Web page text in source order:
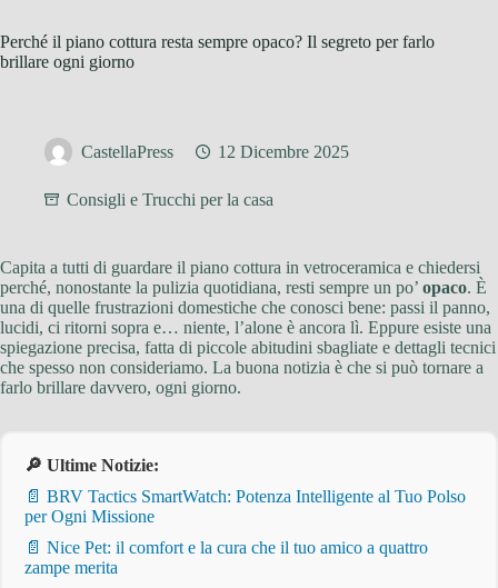
Perché il piano cottura resta sempre opaco? Il segreto per farlo
brillare ogni giorno
CastellaPress 12 Dicembre 2025
Consigli e Trucchi per la casa
Capita a tutti di guardare il piano cottura in vetroceramica e chiedersi
perché, nonostante la pulizia quotidiana, resti sempre un po’ opaco. È
una di quelle frustrazioni domestiche che conosci bene: passi il panno,
lucidi, ci ritorni sopra e… niente, l’alone è ancora lì. Eppure esiste una
spiegazione precisa, fatta di piccole abitudini sbagliate e dettagli tecnici
che spesso non consideriamo. La buona notizia è che si può tornare a
farlo brillare davvero, ogni giorno.
🔎 Ultime Notizie:
📄 BRV Tactics SmartWatch: Potenza Intelligente al Tuo Polso
per Ogni Missione
📄 Nice Pet: il comfort e la cura che il tuo amico a quattro
zampe merita